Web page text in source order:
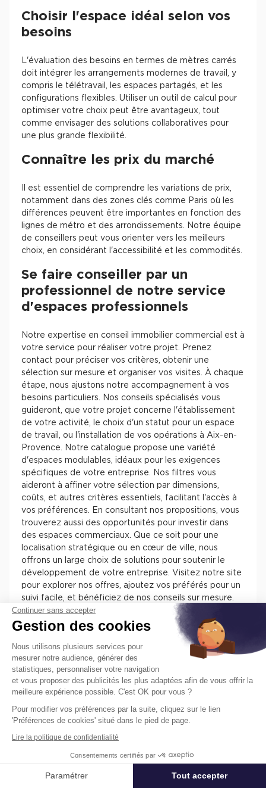
Affiner ma recherche
Choisir l'espace idéal selon vos
besoins
L'évaluation des besoins en termes de mètres carrés
doit intégrer les arrangements modernes de travail, y
compris le télétravail, les espaces partagés, et les
configurations flexibles. Utiliser un outil de calcul pour
optimiser votre choix peut être avantageux, tout
comme envisager des solutions collaboratives pour
une plus grande flexibilité.
Connaître les prix du marché
Il est essentiel de comprendre les variations de prix,
notamment dans des zones clés comme Paris où les
différences peuvent être importantes en fonction des
lignes de métro et des arrondissements. Notre équipe
de conseillers peut vous orienter vers les meilleurs
choix, en considérant l'accessibilité et les commodités.
Se faire conseiller par un
professionnel de notre service
d'espaces professionnels
Notre expertise en conseil immobilier commercial est à
votre service pour réaliser votre projet. Prenez
contact pour préciser vos critères, obtenir une
sélection sur mesure et organiser vos visites. À chaque
étape, nous ajustons notre accompagnement à vos
besoins particuliers. Nos conseils spécialisés vous
guideront, que votre projet concerne l'établissement
de votre activité, le choix d'un statut pour un espace
de travail, ou l'installation de vos opérations à Aix-en-
Provence. Notre catalogue propose une variété
d'espaces modulables, idéaux pour les exigences
spécifiques de votre entreprise. Nos filtres vous
aideront à affiner votre sélection par dimensions,
coûts, et autres critères essentiels, facilitant l'accès à
vos préférences. En consultant nos propositions, vous
trouverez aussi des opportunités pour investir dans
des espaces commerciaux. Que ce soit pour une
localisation stratégique ou en cœur de ville, nous
offrons un large choix de solutions pour soutenir le
développement de votre entreprise. Visitez notre site
pour explorer nos offres, ajoutez vos préférés pour un
suivi facile, et bénéficiez de nos conseils sur mesure.
Chez Cushman & Wakefield, nous nous engageons à
vous assister dans la sélection de l'espace parfait pour
Trouvez facilement nos annonces de
locaux à louer ou à vendre en France
pour installer votre entreprise.
Les différentes offres de locaux en France présentent
trouverez des informations concernant l’actif, des
Continuer sans accepter
Gestion des cookies
Nous utilisons plusieurs services pour
mesurer notre audience, générer des
statistiques, personnaliser votre navigation
et vous proposer des publicités les plus adaptées afin de vous offrir la
meilleure expérience possible. C'est OK pour vous ?
Pour modifier vos préférences par la suite, cliquez sur le lien
'Préférences de cookies' situé dans le pied de page.
Lire la politique de confidentialité
Consentements certifiés par
Paramétrer Tout accepter